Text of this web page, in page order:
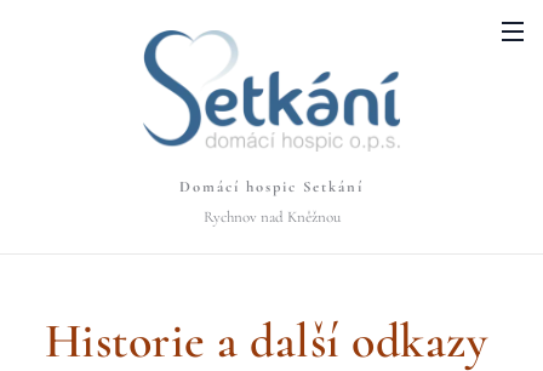
Domácí hospic Setkání
Rychnov nad Kněžnou
Historie a další odkazy